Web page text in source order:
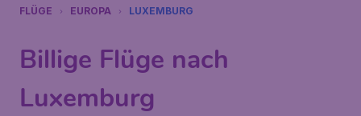
FLÜGE EUROPA LUXEMBURG
Billige Flüge nach
Luxemburg